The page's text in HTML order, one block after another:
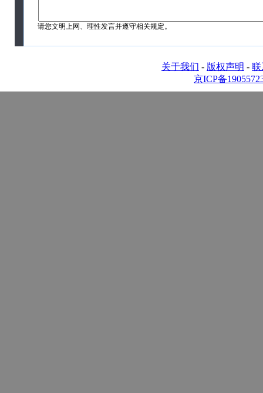
请您文明上网、理性发言并遵守相关规定。
关于我们 - 版权声明 - 联
京ICP备